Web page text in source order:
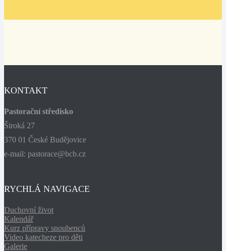
KONTAKT
Pastorační středisko
Široká 27
370 01 České Budějovice
e-mail: pastorace@bcb.cz
RYCHLÁ NAVIGACE
Duchovní život
Kalendář
Kurz přípravy snoubenců
Video katecheze pro děti
Galerie